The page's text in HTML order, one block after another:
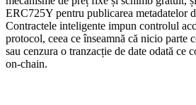
ERC725Y pentru publicarea metadatelor
Contractele inteligente impun controlul
protocol, ceea ce înseamnă că nicio parte
sau cenzura o tranzacție de date odată ce
on-chain.